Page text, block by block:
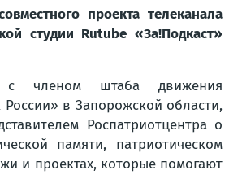
проекта телеканала
студии Rutube «За!Подкаст»
членом штаба движения
в Запорожской области,
Роспатриотцентра о
памяти, патриотическом
и проектах, которые помогают